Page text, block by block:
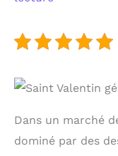
Dans un marché
dominé par des